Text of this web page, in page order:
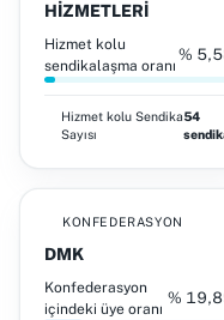
HİZMETLERİ
Hizmet kolu
sendikalaşma oranı
%
Hizmet kolu Sendika
Sayısı
54
KONFEDERASYON
DMK
Konfederasyon
içindeki üye oranı
%